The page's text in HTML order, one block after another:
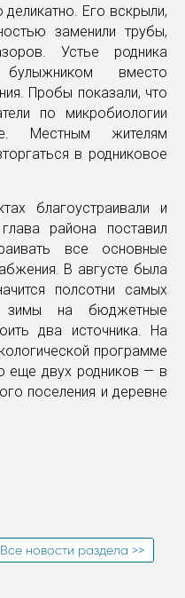
Его вскрыли,
заменили трубы,
Устье родника
вместо
Пробы показали, что
по микробиологии
Местным жителям
в родниковое
благоустраивали и
района поставил
все основные
В августе была
полсотни самых
зимы на бюджетные
два источника. На
программе
еще двух родников — в
поселения и деревне
Все новости раздела >>